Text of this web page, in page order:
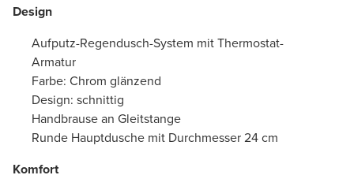
Design
Aufputz-Regendusch-System mit Thermostat-
Armatur
Farbe: Chrom glänzend
Design: schnittig
Handbrause an Gleitstange
Runde Hauptdusche mit Durchmesser 24 cm
Komfort